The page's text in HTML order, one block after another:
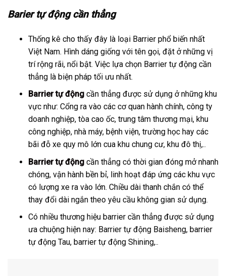
Barier tự động cần thẳng
Thống kê cho thấy đây là loại Barrier phổ biến nhất
Việt Nam. Hình dáng giống với tên gọi, đặt ở những vị
trí rộng rãi, nổi bật. Việc lựa chọn Barrier tự động cần
thẳng là biện pháp tối ưu nhất.
Barrier tự độngcần thẳng được sử dụng ở những khu
vực như: Cổng ra vào các cơ quan hành chính, công ty
doanh nghiệp, tòa cao ốc, trung tâm thương mại, khu
công nghiệp, nhà máy, bệnh viện, trường học hay các
bãi đỗ xe quy mô lớn cua khu chung cư, khu đô thị,..
Barrier tự độngcần thẳng có thời gian đóng mở nhanh
chóng, vận hành bền bỉ, linh hoạt đáp ứng các khu vực
có lượng xe ra vào lớn. Chiều dài thanh chắn có thể
thay đổi dài ngắn theo yêu cầu không gian sử dụng.
Có nhiều thương hiệu barrier cần thẳng được sử dụng
ưa chuộng hiện nay: Barrier tự động Baisheng, barrier
tự động Tau, barrier tự động Shining,..